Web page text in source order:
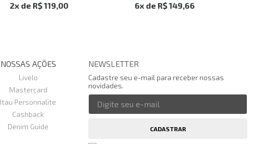
2x de R$119,00 6x de R$149,66
NOSSAS AÇÕES
Livelo
Mastercard
Itau Personnalite
Cashback
Denim Guide
NEWSLETTER
Cadastre seu e-mail para receber nossas
novidades.
CADASTRAR